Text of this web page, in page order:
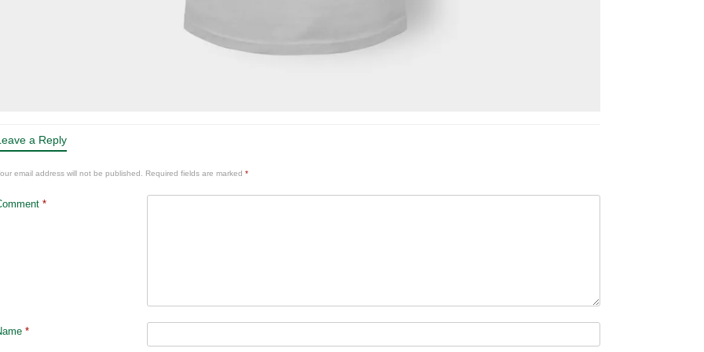
a Reply
email address will not be published. Required fields are marked*
*
*